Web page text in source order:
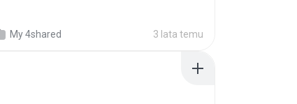
My 4shared 3 lata temu